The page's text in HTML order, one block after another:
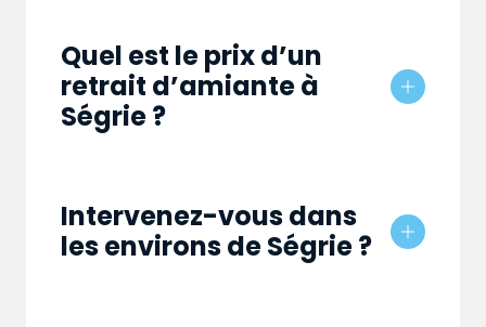
Quel est le prix d’un
retrait d’amiante à
Ségrie ?
Intervenez-vous dans
les environs de Ségrie ?